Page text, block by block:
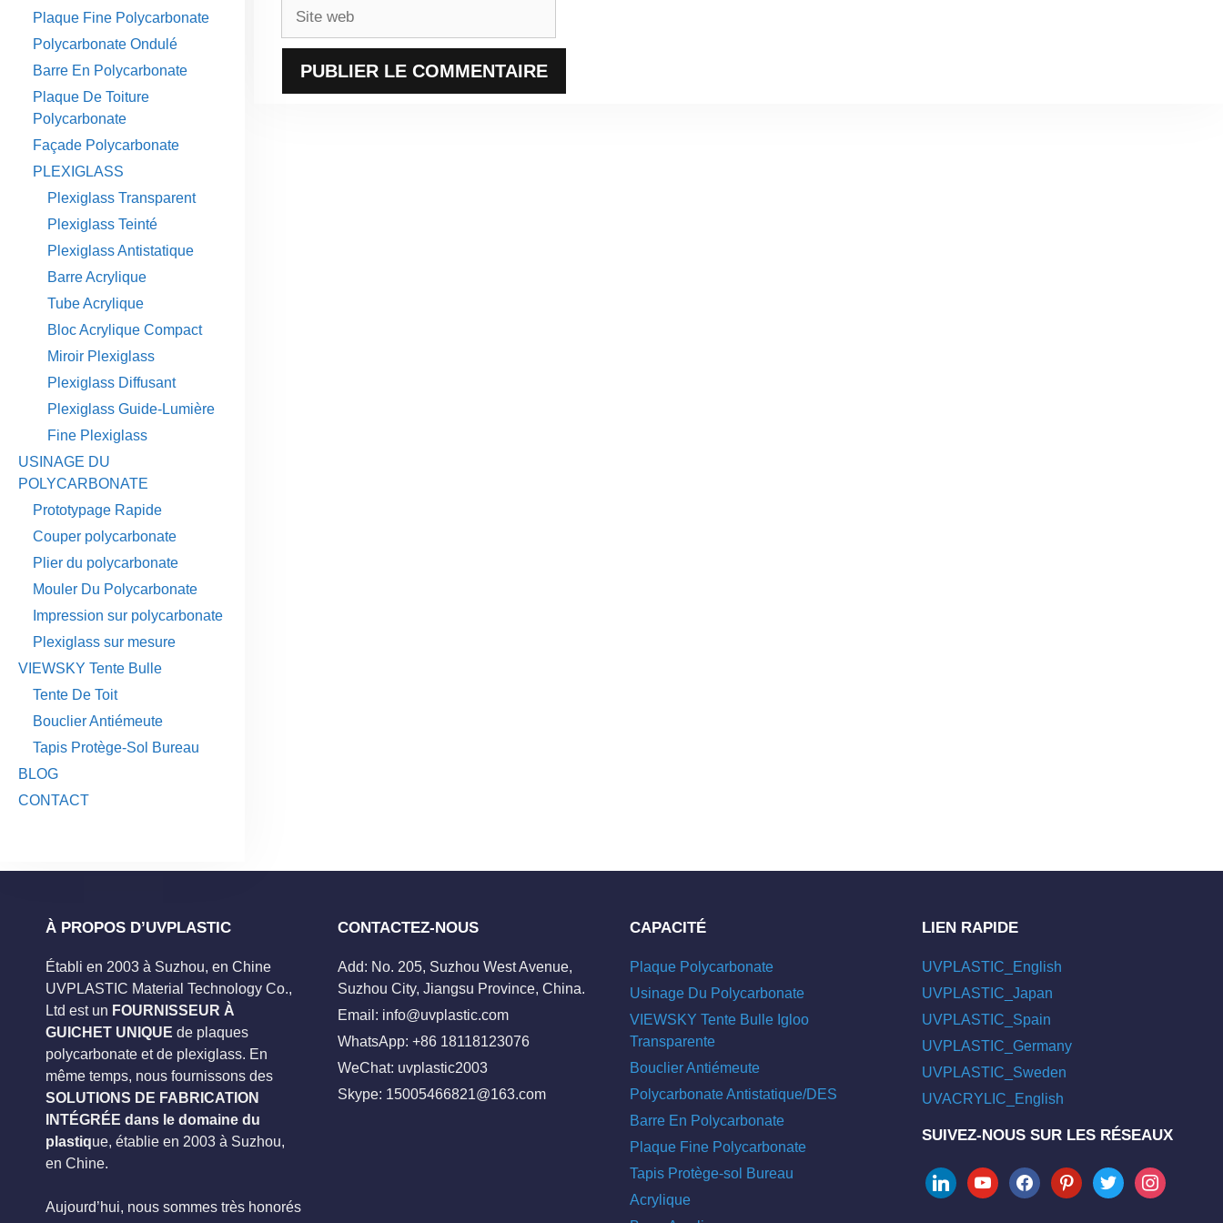
Plaque Fine Polycarbonate
Polycarbonate Ondulé
Barre En Polycarbonate
Plaque De Toiture
Polycarbonate
Façade Polycarbonate
PLEXIGLASS
Plexiglass Transparent
Plexiglass Teinté
Plexiglass Antistatique
Barre Acrylique
Tube Acrylique
Bloc Acrylique Compact
Miroir Plexiglass
Plexiglass Diffusant
Plexiglass Guide-Lumière
Fine Plexiglass
USINAGE DU
POLYCARBONATE
Prototypage Rapide
Couper polycarbonate
Plier du polycarbonate
Mouler Du Polycarbonate
Impression sur polycarbonate
Plexiglass sur mesure
VIEWSKY Tente Bulle
Tente De Toit
Bouclier Antiémeute
Tapis Protège-Sol Bureau
BLOG
CONTACT
À PROPOS D’UVPLASTIC
Établi en 2003 à Suzhou, en Chine
UVPLASTIC Material Technology Co.,
Ltd est un FOURNISSEUR À
GUICHET UNIQUE de plaques
polycarbonate et de plexiglass. En
même temps, nous fournissons des
SOLUTIONS DE FABRICATION
INTÉGRÉE dans le domaine du
plastique, établie en 2003 à Suzhou,
en Chine.
Aujourd’hui, nous sommes très honorés
CONTACTEZ-NOUS
Add: No. 205, Suzhou West Avenue,
Suzhou City, Jiangsu Province, China.
Email: info@uvplastic.com
WhatsApp: +86 18118123076
WeChat: uvplastic2003
Skype: 15005466821@163.com
CAPACITÉ
Plaque Polycarbonate
Usinage Du Polycarbonate
VIEWSKY Tente Bulle Igloo
Transparente
Bouclier Antiémeute
Polycarbonate Antistatique/DES
Barre En Polycarbonate
Plaque Fine Polycarbonate
Tapis Protège-sol Bureau
Acrylique
LIEN RAPIDE
UVPLASTIC_English
UVPLASTIC_Japan
UVPLASTIC_Spain
UVPLASTIC_Germany
UVPLASTIC_Sweden
UVACRYLIC_English
SUIVEZ-NOUS SUR LES RÉSEAUX
linkedinyoutubefacebookpinteresttwitter instagram